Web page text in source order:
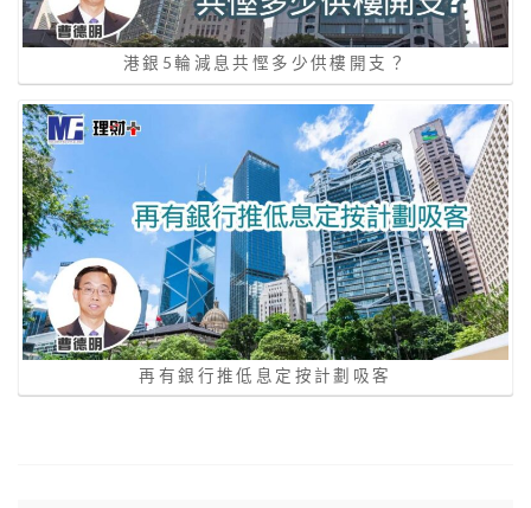
港銀5輪減息共慳多少供樓開支？
再有銀行推低息定按計劃吸客